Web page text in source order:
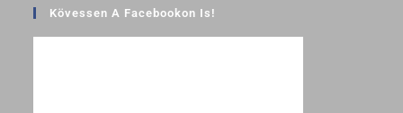
Kövessen A Facebookon Is!